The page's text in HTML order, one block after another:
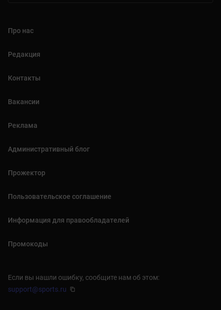
Про нас
Редакция
Контакты
Вакансии
Реклама
Административный блог
Прожектор
Пользовательское соглашение
Информация для правообладателей
Промокоды
Если вы нашли ошибку, сообщите нам об этом:
support@sports.ru